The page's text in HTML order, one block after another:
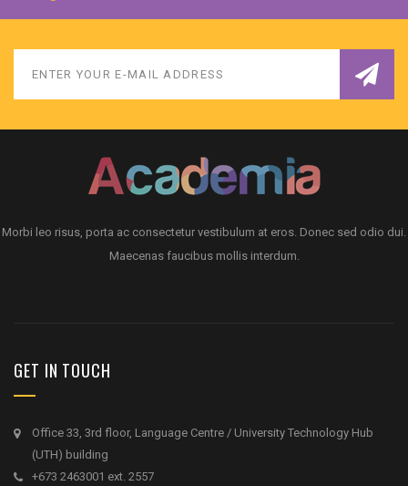
Morbi leo risus, porta ac consectetur vestibulum at eros. Donec sed odio dui.
Maecenas faucibus mollis interdum.
GET IN TOUCH
Office 33, 3rd floor, Language Centre / University Technology Hub
(UTH) building
+673 2463001 ext. 2557